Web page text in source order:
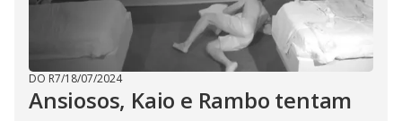
DO R7/18/07/2024
Ansiosos, Kaio e Rambo tentam